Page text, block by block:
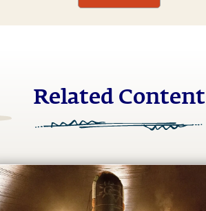
Related Content